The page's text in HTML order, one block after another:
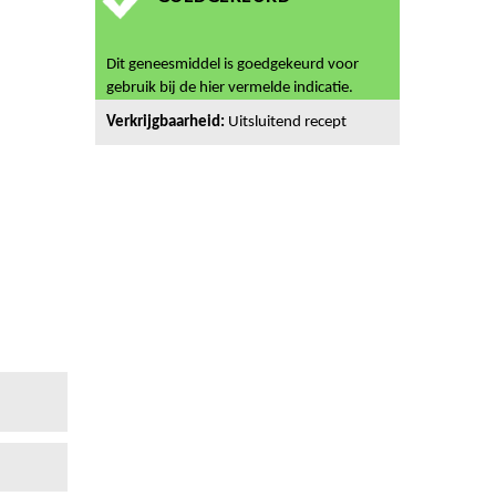
Dit geneesmiddel is goedgekeurd voor
gebruik bij de hier vermelde indicatie.
Verkrijgbaarheid: Uitsluitend recept